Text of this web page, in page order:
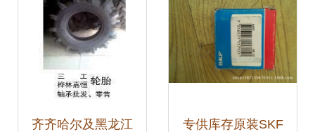
齐齐哈尔及黑龙江 专供库存原装SKF